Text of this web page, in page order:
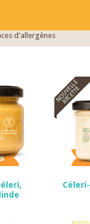
d'allergènes
NOUVELLE
RECETTE